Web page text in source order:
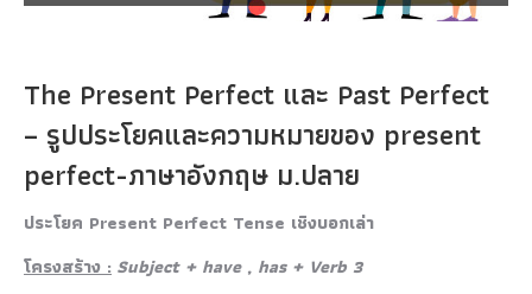
The Present Perfect และ Past Perfect‎
– รูปประโยคและความหมายของ present
perfect-ภาษาอังกฤษ ม.ปลาย
ประโยค Present Perfect Tense เชิงบอกเล่า
โครงสร้าง : Subject + have , has + Verb 3